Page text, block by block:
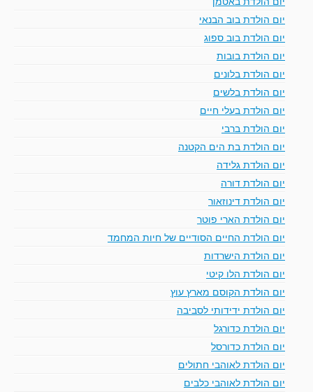
יום הולדת בוב הבנאי
יום הולדת בוב ספוג
יום הולדת בובות
יום הולדת בלונים
יום הולדת בלשים
יום הולדת בעלי חיים
יום הולדת ברבי
יום הולדת בת הים הקטנה
יום הולדת גלידה
יום הולדת דורה
יום הולדת דינוזאור
יום הולדת הארי פוטר
יום הולדת החיים הסודיים של חיות המחמד
יום הולדת הישרדות
יום הולדת הלו קיטי
יום הולדת הקוסם מארץ עוץ
יום הולדת ידידותי לסביבה
יום הולדת כדורגל
יום הולדת כדורסל
יום הולדת לאוהבי חתולים
יום הולדת לאוהבי כלבים